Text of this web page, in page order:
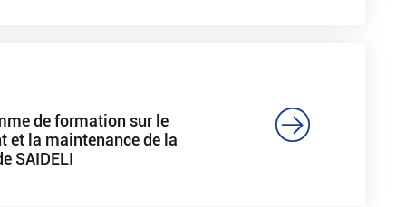
de formation sur le
et la maintenance de la
SAIDELI
